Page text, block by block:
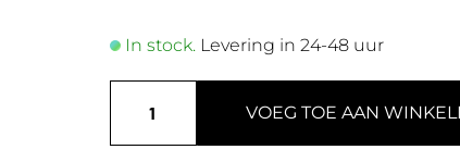
In stock. Levering in 24-48 uur
VOEG TOE AAN